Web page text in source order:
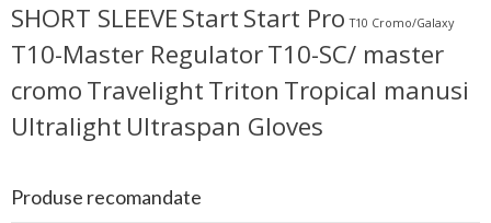
SHORT SLEEVEStartStart Pro T10 Cromo/Galaxy
T10-Master RegulatorT10-SC/ master
cromoTravelightTriton Tropical manusi
Ultralight Ultraspan Gloves
Produse recomandate